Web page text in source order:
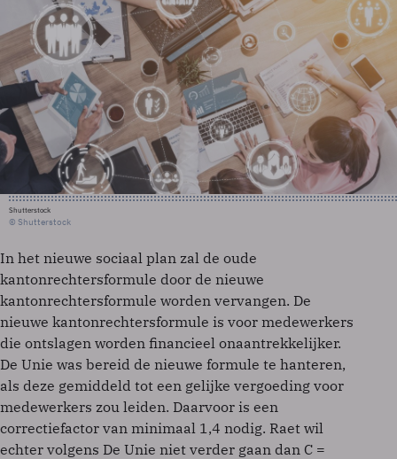
Shutterstock
© Shutterstock
In het nieuwe sociaal plan zal de oude
kantonrechtersformule door de nieuwe
kantonrechtersformule worden vervangen. De
nieuwe kantonrechtersformule is voor medewerkers
die ontslagen worden financieel onaantrekkelijker.
De Unie was bereid de nieuwe formule te hanteren,
als deze gemiddeld tot een gelijke vergoeding voor
medewerkers zou leiden. Daarvoor is een
correctiefactor van minimaal 1,4 nodig. Raet wil
echter volgens De Unie niet verder gaan dan C =